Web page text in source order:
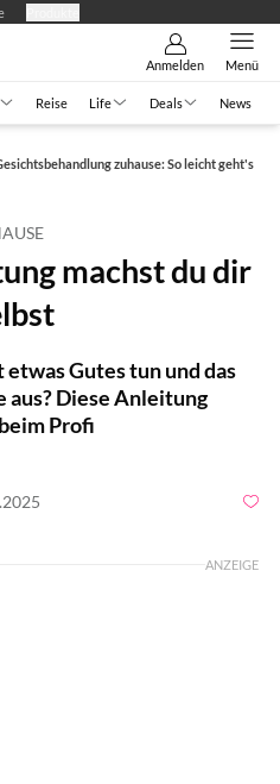
Anmelden Menü
Reise Life Deals News
zuhause: So leicht geht's
machst du dir
Gutes tun und das
aus? Diese Anleitung
Profi
ANZEIGE